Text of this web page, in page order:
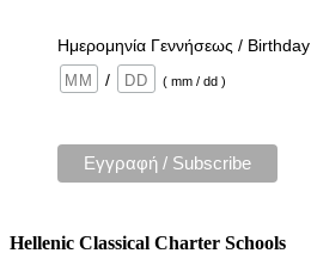
Ημερομηνία Γεννήσεως / Birthday
/
( mm / dd )
Hellenic Classical Charter Schools